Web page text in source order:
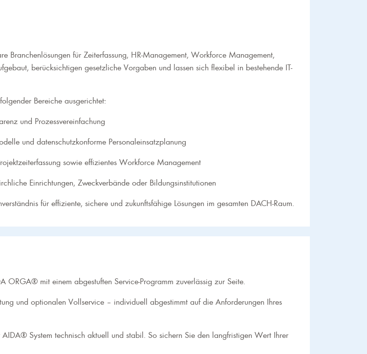
für Zeiterfassung, HR-Management, Workforce Management,
berücksichtigen gesetzliche Vorgaben und lassen sich flexibel in bestehende IT-
Bereiche ausgerichtet:
und Prozessvereinfachung
und datenschutzkonforme Personaleinsatzplanung
sowie effizientes Workforce Management
Einrichtungen, Zweckverbände oder Bildungsinstitutionen
für effiziente, sichere und zukunftsfähige Lösungen im gesamten DACH-Raum.
mit einem abgestuften Service-Programm zuverlässig zur Seite.
und optionalen Vollservice – individuell abgestimmt auf die Anforderungen Ihres
System technisch aktuell und stabil. So sichern Sie den langfristigen Wert Ihrer